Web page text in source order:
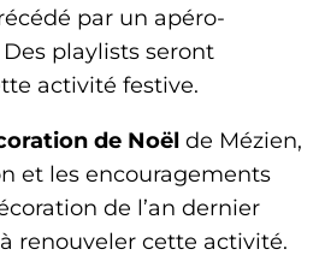
par un apéro-
playlists seront
activité festive.
de Noël de Mézien,
et les encouragements
de l’an dernier
renouveler cette activité.